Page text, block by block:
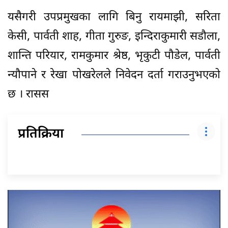
यसैगरी उपप्रमुखका लागि बिनु रायमाझी, सरिता
केसी, पार्वती शाह, गीता गुरुङ, इन्दिराकुमारी सडौला,
शान्ति परियार, रामकुमार श्रेष्ठ, भृकुटी पौडेल, पार्वती
न्यौपाने र रेखा पोखरेलले निवेदन दर्ता गराउनुभएको
छ । रासस
प्रतिक्रिया